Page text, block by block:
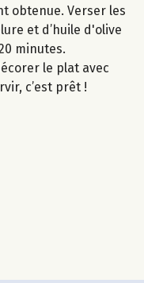
obtenue. Verser les
et d’huile d'olive
minutes.
le plat avec
c’est prêt !